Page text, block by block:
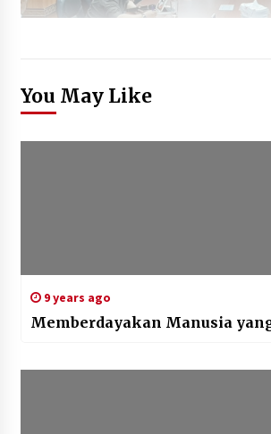
You May Like
9 years ago
Memberdayakan Manusia